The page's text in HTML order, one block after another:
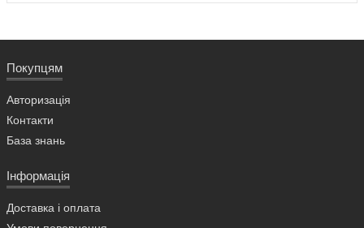
Покупцям
Авторизація
Контакти
База знань
Інформація
Доставка і оплата